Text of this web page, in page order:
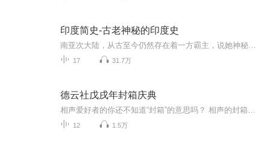
印度简史-古老神秘的印度史
17 31.7万
德云社戊戌年封箱庆典
12 1.5万